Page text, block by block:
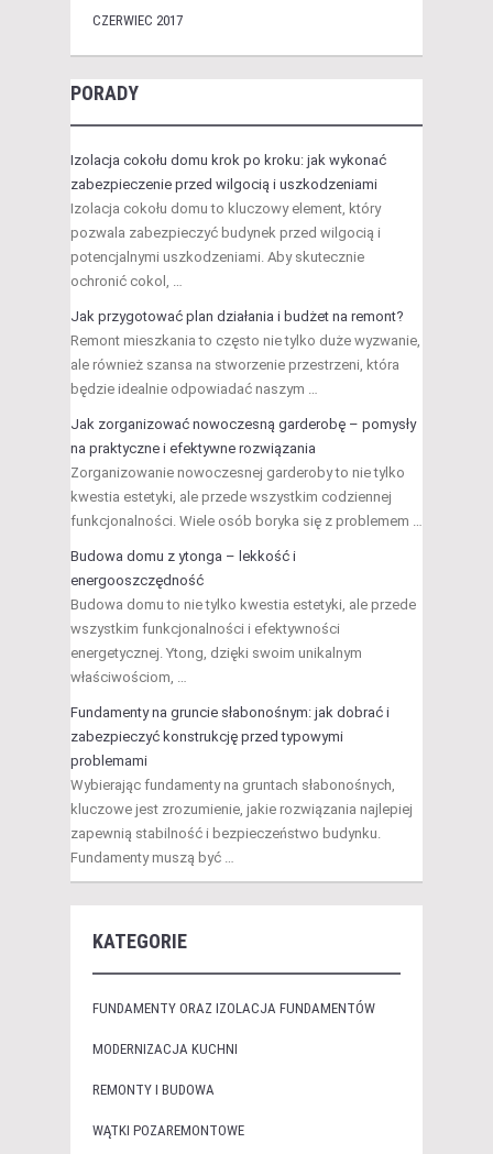
CZERWIEC 2017
PORADY
Izolacja cokołu domu krok po kroku: jak wykonać
zabezpieczenie przed wilgocią i uszkodzeniami
Izolacja cokołu domu to kluczowy element, który
pozwala zabezpieczyć budynek przed wilgocią i
potencjalnymi uszkodzeniami. Aby skutecznie
ochronić cokol, …
Jak przygotować plan działania i budżet na remont?
Remont mieszkania to często nie tylko duże wyzwanie,
ale również szansa na stworzenie przestrzeni, która
będzie idealnie odpowiadać naszym …
Jak zorganizować nowoczesną garderobę – pomysły
na praktyczne i efektywne rozwiązania
Zorganizowanie nowoczesnej garderoby to nie tylko
kwestia estetyki, ale przede wszystkim codziennej
funkcjonalności. Wiele osób boryka się z problemem …
Budowa domu z ytonga – lekkość i
energooszczędność
Budowa domu to nie tylko kwestia estetyki, ale przede
wszystkim funkcjonalności i efektywności
energetycznej. Ytong, dzięki swoim unikalnym
właściwościom, …
Fundamenty na gruncie słabonośnym: jak dobrać i
zabezpieczyć konstrukcję przed typowymi
problemami
Wybierając fundamenty na gruntach słabonośnych,
kluczowe jest zrozumienie, jakie rozwiązania najlepiej
zapewnią stabilność i bezpieczeństwo budynku.
Fundamenty muszą być …
KATEGORIE
FUNDAMENTY ORAZ IZOLACJA FUNDAMENTÓW
MODERNIZACJA KUCHNI
REMONTY I BUDOWA
WĄTKI POZAREMONTOWE